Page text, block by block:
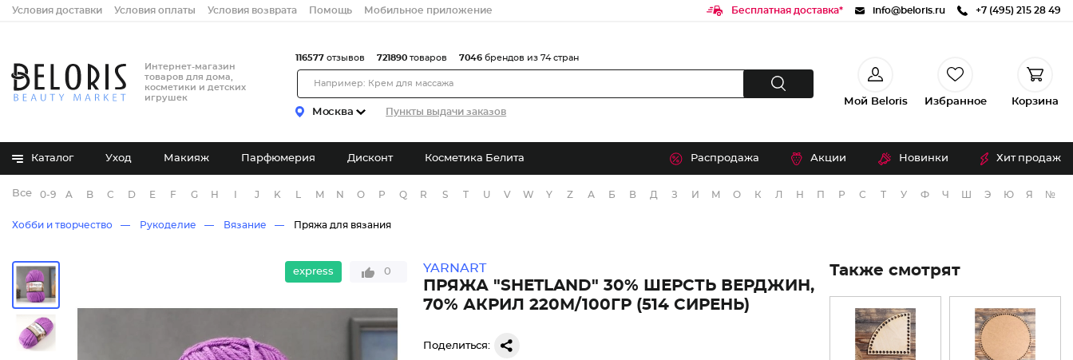
Условия доставки Условия оплаты Условия возврата Помощь Мобильное приложение Бесплатная доставка* info@beloris.ru +7 (495) 215 28 49
Интернет-магазин
товаров для дома,
косметики и детских
игрушек
Москва Пункты выдачи заказов
116577 отзывов 721890 товаров 7046 брендов из 74 стран
Мой Beloris Избранное Корзина
Каталог Уход Макияж Парфюмерия Дисконт Косметика Белита Распродажа Акции Новинки Хит продаж
Все бренды
0-9 A B C D E F G H J K M N O P Q R S T U V W Y Z А Б В Д З И М О К Л Н П Р С Т У Ф Ч Э Ю Я №
Хобби и творчество Рукоделие Вязание Пряжа для вязания
express 0 YARNART
ПРЯЖА "SHETLAND" 30% ШЕРСТЬ ВЕРДЖИН,
70% АКРИЛ 220М/100ГР (514 СИРЕНЬ)
Поделиться:
Также смотрят